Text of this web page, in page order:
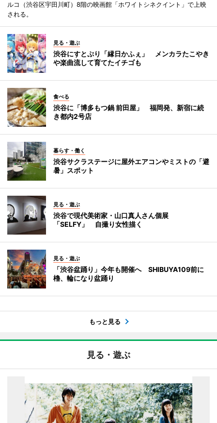
ルコ（渋谷区宇田川町）8階の映画館「ホワイトシネクイント」で上映
される。
見る・遊ぶ
渋谷にすとぷり「縁日かふぇ」 メンカラたこやき
や楽曲流して育てたイチゴも
食べる
渋谷に「博多もつ鍋 前田屋」 福岡発、新宿に続
き都内2号店
暮らす・働く
渋谷サクラステージに屋外エアコンやミストの「避
暑」スポット
見る・遊ぶ
渋谷で現代美術家・山口真人さん個展
「SELFY」 自撮り女性描く
見る・遊ぶ
「渋谷盆踊り」今年も開催へ SHIBUYA109前に
櫓、輪になり盆踊り
もっと見る
見る・遊ぶ